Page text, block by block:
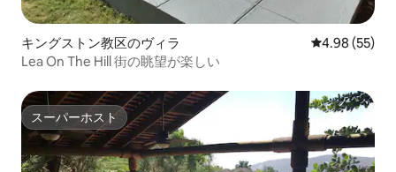
キングストン教区のヴィラ レビュー55
4.98 (55)
Lea On The Hill 街の眺望が楽しい
スーパーホスト
スーパーホスト